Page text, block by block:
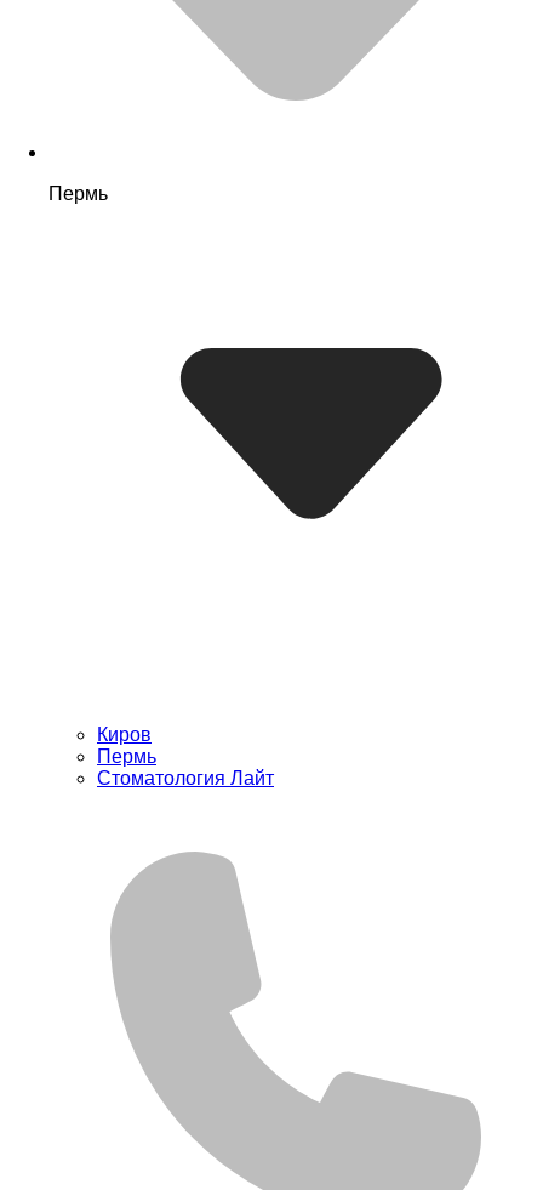
Пермь
Киров
Пермь
Стоматология Лайт